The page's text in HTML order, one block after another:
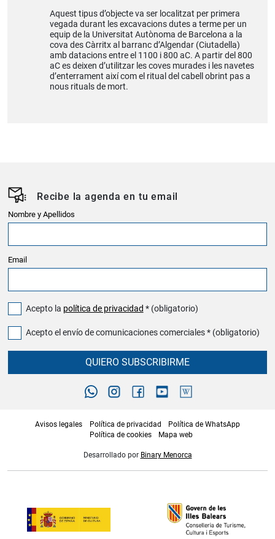
Aquest tipus d’objecte va ser localitzat per primera
vegada durant les excavacions dutes a terme per un
equip de la Universitat Autònoma de Barcelona a la
cova des Càrritx al barranc d’Algendar (Ciutadella)
amb datacions entre el 1100 i 800 aC. A partir del 800
aC es deixen d’utilitzar les coves murades i les navetes
d’enterrament així com el ritual del cabell obrint pas a
nous rituals de mort.
Recibe la agenda en tu email
Nombre y Apellidos
Email
Acepto la política de privacidad * (obligatorio)
Acepto el envío de comunicaciones comerciales * (obligatorio)
QUIERO SUBSCRIBIRME
Avisos legales Política de privacidad
Política de WhatsApp
Política de cookies
Mapa web
Desarrollado por Binary Menorca